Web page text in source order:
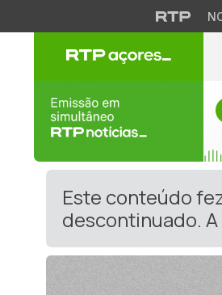
Este conteúdo
descontinuado.